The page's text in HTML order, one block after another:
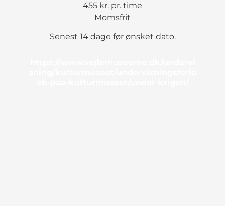
455 kr. pr. time
Momsfrit
Senest 14 dage før ønsket dato.